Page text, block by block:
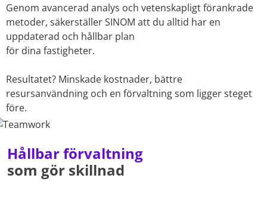
Genom avancerad analys och vetenskapligt förankrade
metoder, säkerställer SINOM att du alltid har en
uppdaterad och hållbar plan
för dina fastigheter.
Resultatet? Minskade kostnader, bättre
resursanvändning och en förvaltning som ligger steget
före.
Hållbar förvaltning
som gör skillnad